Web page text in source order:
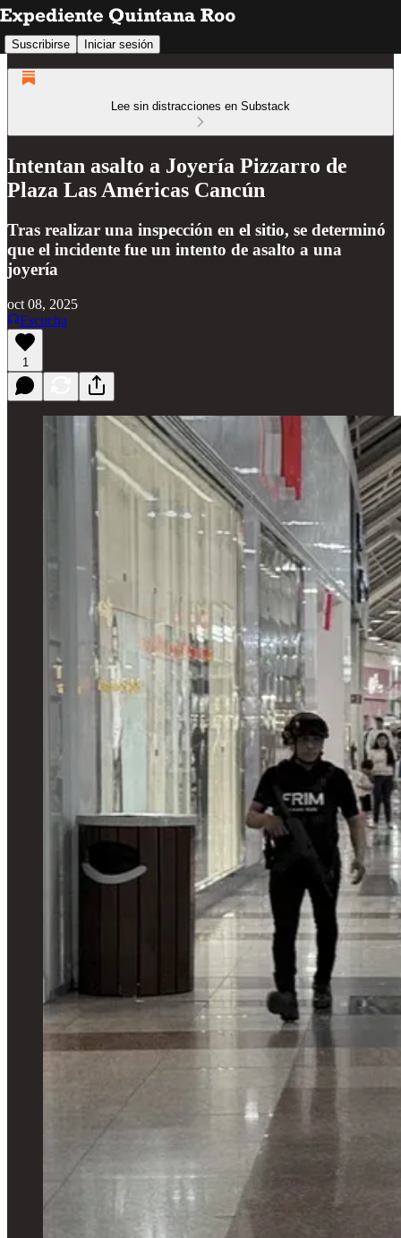
Suscribirse Iniciar sesión
Lee sin distracciones en Substack
Intentan asalto a Joyería Pizzarro de
Plaza Las Américas Cancún
Tras realizar una inspección en el sitio, se determinó
que el incidente fue un intento de asalto a una
joyería
oct 08, 2025
Escucha
1